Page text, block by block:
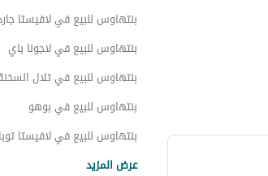
بنتهاوس للبيع في لافيستا
بنتهاوس للبيع في لاجونا باي
بنتهاوس للبيع في تلال
بنتهاوس للبيع في بوهو
بنتهاوس للبيع في لافيستا
عرض المزيد